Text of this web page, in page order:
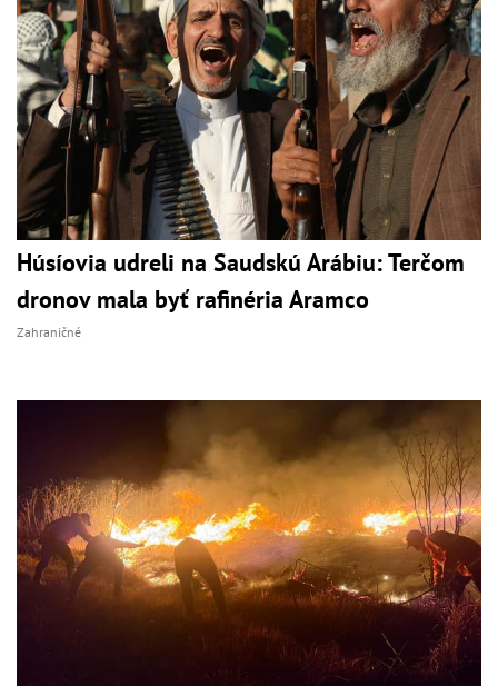
Húsíovia udreli na Saudskú Arábiu: Terčom
dronov mala byť rafinéria Aramco
Zahraničné